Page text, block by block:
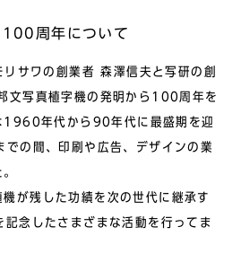
100周年について
サワの創業者 森澤信夫と写研の創
文写真植字機の発明から100周年を
1960年代から90年代に最盛期を迎
の間、印刷や広告、デザインの業
が残した功績を次の世代に継承す
念したさまざまな活動を行ってま